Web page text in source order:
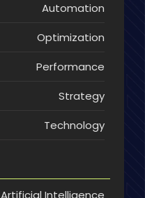
Automation
Optimization
Performance
Strategy
Technology
Artificial Intelligence